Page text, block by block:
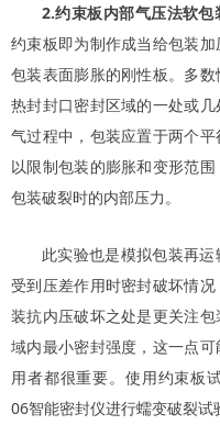
2.约束板内部气压法软包
约束板即为制作成当给包装
包装表面膨胀的刚性板。多
热封封口密封区域的一处或
气过程中，包装应置于两个平
以限制包装的膨胀和变形范
包装破裂时的内部压力。
此实验也是模拟包装再
受到压差作用时密封破坏情
装抗内压破坏之处是更关注
域内最小密封强度，这一点
用者都很重要。使用约束板
06智能密封仪进行蠕变破裂试